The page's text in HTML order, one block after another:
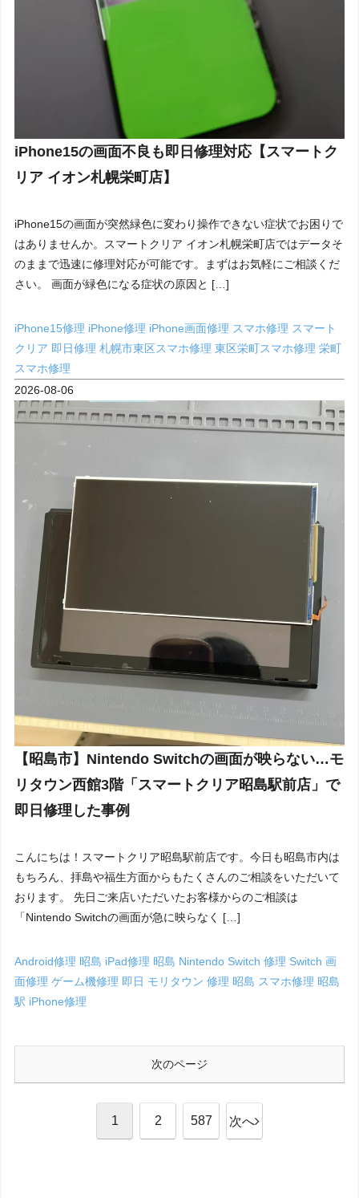
iPhone15の画面不良も即日修理対応【スマートク
リア イオン札幌栄町店】
iPhone15の画面が突然緑色に変わり操作できない症状でお困りで
はありませんか。スマートクリア イオン札幌栄町店ではデータそ
のままで迅速に修理対応が可能です。まずはお気軽にご相談くだ
さい。 画面が緑色になる症状の原因と […]
iPhone15修理 iPhone修理 iPhone画面修理 スマホ修理 スマート
クリア 即日修理札幌市東区スマホ修理東区栄町スマホ修理栄町
スマホ修理
2026-08-06
【昭島市】Nintendo Switchの画面が映らない…モ
リタウン西館3階「スマートクリア昭島駅前店」で
即日修理した事例
こんにちは！スマートクリア昭島駅前店です。今日も昭島市内は
もちろん、拝島や福生方面からもたくさんのご相談をいただいて
おります。 先日ご来店いただいたお客様からのご相談は
「Nintendo Switchの画面が急に映らなく […]
Android修理 昭島 iPad修理 昭島 Nintendo Switch 修理 Switch 画
面修理ゲーム機修理 即日 モリタウン 修理 昭島 スマホ修理 昭島
駅 iPhone修理
次のページ
1 2 587 次へ